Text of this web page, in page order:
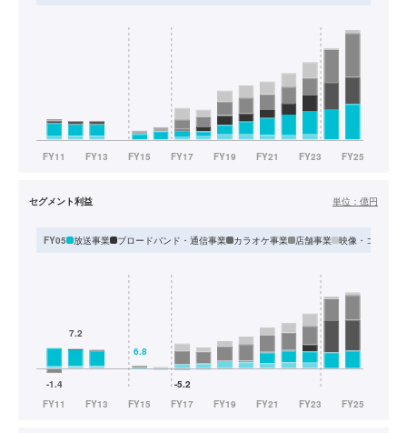
セグメント利益 単位： 億円
FY05 放送事業 ブロードバンド・通信事業 カラオケ事業 店舗事業 映像・コンテン